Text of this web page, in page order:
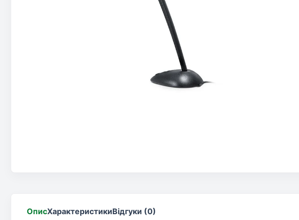
ОписХарактеристикиВідгуки (0)